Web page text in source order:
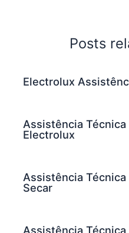
Posts
Electrolux
Assistência Técnica
Electrolux
Assistência Técnica
Secar
Assistência